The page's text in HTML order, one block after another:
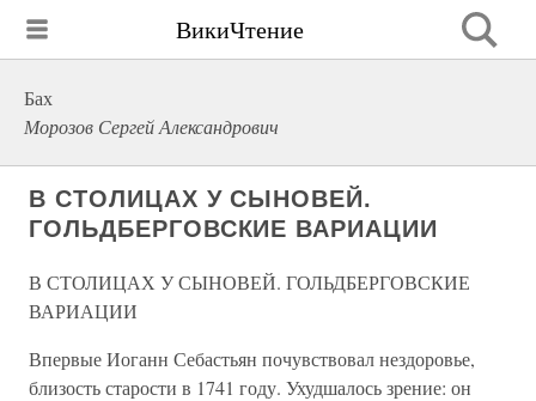
ВикиЧтение
Бах
Морозов Сергей Александрович
В СТОЛИЦАХ У СЫНОВЕЙ.
ГОЛЬДБЕРГОВСКИЕ ВАРИАЦИИ
В СТОЛИЦАХ У СЫНОВЕЙ. ГОЛЬДБЕРГОВСКИЕ
ВАРИАЦИИ
Впервые Иоганн Себастьян почувствовал нездоровье,
близость старости в 1741 году. Ухудшалось зрение: он